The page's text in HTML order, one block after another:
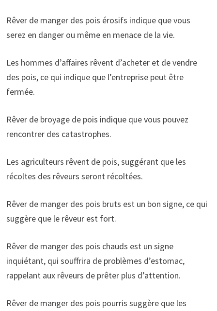
Rêver de manger des pois érosifs indique que vous
serez en danger ou même en menace de la vie.
Les hommes d’affaires rêvent d’acheter et de vendre
des pois, ce qui indique que l’entreprise peut être
fermée.
Rêver de broyage de pois indique que vous pouvez
rencontrer des catastrophes.
Les agriculteurs rêvent de pois, suggérant que les
récoltes des rêveurs seront récoltées.
Rêver de manger des pois bruts est un bon signe, ce qui
suggère que le rêveur est fort.
Rêver de manger des pois chauds est un signe
inquiétant, qui souffrira de problèmes d’estomac,
rappelant aux rêveurs de prêter plus d’attention.
Rêver de manger des pois pourris suggère que les